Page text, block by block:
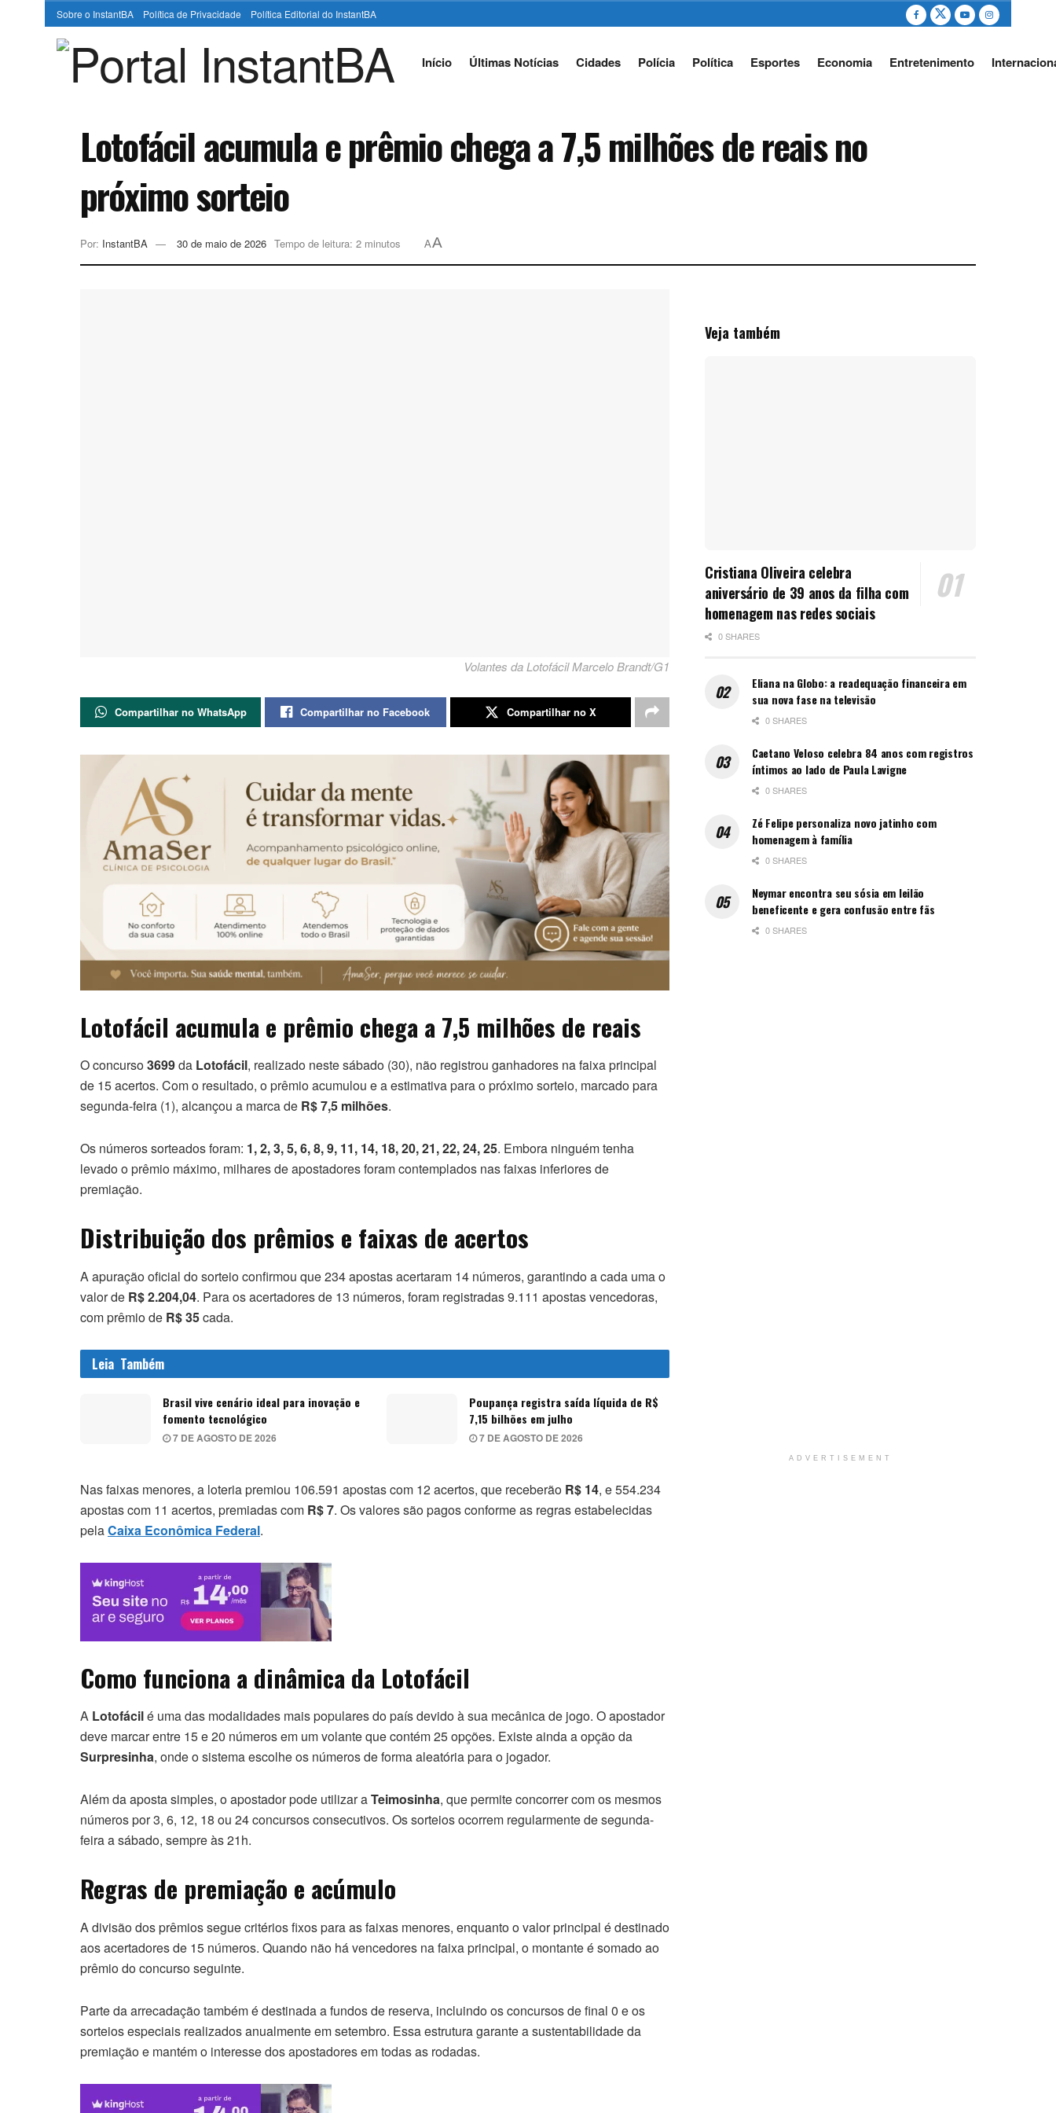
Sobre o InstantBA Política de Privacidade Política Editorial do InstantBA
Início Últimas Notícias Cidades Polícia Política Esportes Economia Entretenimento
Lotofácil acumula e prêmio chega a 7,5 milhões de reais no
próximo sorteio
Por: InstantBA 30 de maio de 2026 Tempo de leitura: 2 minutos AA
Volantes da Lotofácil Marcelo Brandt/G1
Compartilhar no WhatsApp Compartilhar no Facebook Compartilhar no X
Lotofácil acumula e prêmio chega a 7,5 milhões de reais
O concurso3699da Lotofácil, realizado neste sábado (30), não registrou ganhadores na faixa principal
de 15 acertos. Com o resultado, o prêmio acumulou e a estimativa para o próximo sorteio, marcado para
segunda-feira (1), alcançou a marca de R$ 7,5 milhões.
Os números sorteados foram: 1, 2, 3, 5, 6, 8, 9, 11, 14, 18, 20, 21, 22, 24, 25. Embora ninguém tenha
levado o prêmio máximo, milhares de apostadores foram contemplados nas faixas inferiores de
premiação.
Distribuição dos prêmios e faixas de acertos
A apuração oficial do sorteio confirmou que 234 apostas acertaram 14 números, garantindo a cada uma o
valor de R$ 2.204,04. Para os acertadores de 13 números, foram registradas 9.111 apostas vencedoras,
com prêmio de R$ 35cada.
Leia Também
Brasil vive cenário ideal para inovação e
fomento tecnológico
7 DE AGOSTO DE 2026
Poupança registra saída líquida de R$
7,15 bilhões em julho
7 DE AGOSTO DE 2026
Nas faixas menores, a loteria premiou 106.591 apostas com 12 acertos, que receberão R$ 14, e 554.234
apostas com 11 acertos, premiadas com R$ 7. Os valores são pagos conforme as regras estabelecidas
pelaCaixa Econômica Federal.
Como funciona a dinâmica da Lotofácil
A Lotofácilé uma das modalidades mais populares do país devido à sua mecânica de jogo. O apostador
deve marcar entre 15 e 20 números em um volante que contém 25 opções. Existe ainda a opção da
Surpresinha, onde o sistema escolhe os números de forma aleatória para o jogador.
Além da aposta simples, o apostador pode utilizar aTeimosinha, que permite concorrer com os mesmos
números por 3, 6, 12, 18 ou 24 concursos consecutivos. Os sorteios ocorrem regularmente de segunda-
feira a sábado, sempre às 21h.
Regras de premiação e acúmulo
A divisão dos prêmios segue critérios fixos para as faixas menores, enquanto o valor principal é destinado
aos acertadores de 15 números. Quando não há vencedores na faixa principal, o montante é somado ao
prêmio do concurso seguinte.
Parte da arrecadação também é destinada a fundos de reserva, incluindo os concursos de final 0 e os
sorteios especiais realizados anualmente em setembro. Essa estrutura garante a sustentabilidade da
premiação e mantém o interesse dos apostadores em todas as rodadas.
Veja também
Cristiana Oliveira celebra
aniversário de 39 anos da filha com
homenagem nas redes sociais
0 SHARES
Eliana na Globo: a readequação financeira em
sua nova fase na televisão
0 SHARES
Caetano Veloso celebra 84 anos com registros
íntimos ao lado de Paula Lavigne
0 SHARES
Zé Felipe personaliza novo jatinho com
homenagem à família
0 SHARES
Neymar encontra seu sósia em leilão
beneficente e gera confusão entre fãs
0 SHARES
ADVERTISEMENT